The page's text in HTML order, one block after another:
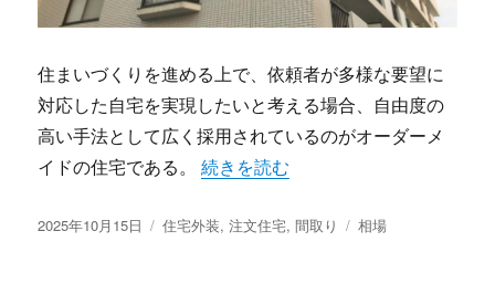
住まいづくりを進める上で、依頼者が多様な要望に
対応した自宅を実現したいと考える場合、自由度の
高い手法として広く採用されているのがオーダーメ
イドの住宅である。“家族の夢と将来に寄り添う自由設
続きを読む
投
2025年10月15日
カ
住宅外装,注文住宅,間取り
タ
相場